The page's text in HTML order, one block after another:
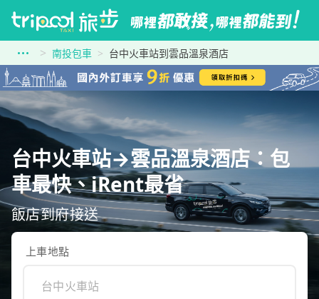
南投包車 台中火車站到雲品溫泉酒店
台中火車站→雲品溫泉酒店：包
車最快、iRent最省
飯店到府接送
上車地點